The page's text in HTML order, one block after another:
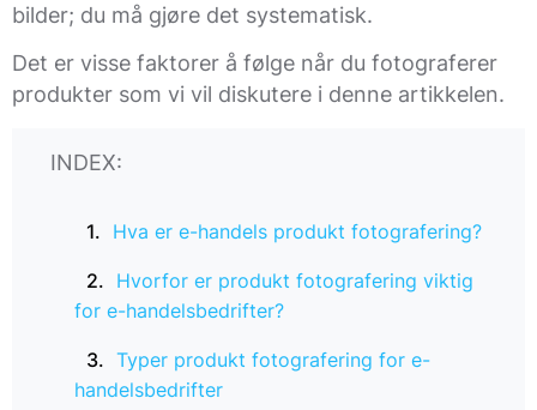
bilder; du må gjøre det systematisk.
Det er visse faktorer å følge når du fotograferer
produkter som vi vil diskutere i denne artikkelen.
INDEX:
Hva er e-handels produkt fotografering?
Hvorfor er produkt fotografering viktig
for e-handelsbedrifter?
Typer produkt fotografering for e-
handelsbedrifter